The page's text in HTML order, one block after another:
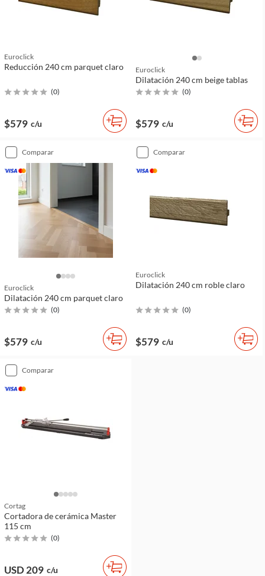
Euroclick
Reducción 240 cm parquet claro
(0)
$579 c/u
Euroclick
Dilatación 240 cm beige tablas
(0)
$579 c/u
comparar
Euroclick
Dilatación 240 cm parquet claro
(0)
$579 c/u
comparar
Euroclick
Dilatación 240 cm roble claro
(0)
$579 c/u
comparar
Cortag
Cortadora de cerámica Master
115 cm
(0)
USD 209 c/u